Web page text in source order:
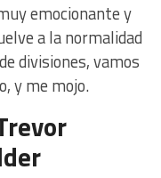
emocionante y
a la normalidad
divisiones, vamos
y me mojo.